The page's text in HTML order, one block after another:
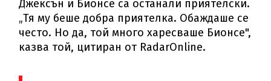
Джексън и Бионсе са останали приятелски.
„Тя му беше добра приятелка. Обаждаше се
често. Но да, той много харесваше Бионсе",
казва той, цитиран от RadarOnline.